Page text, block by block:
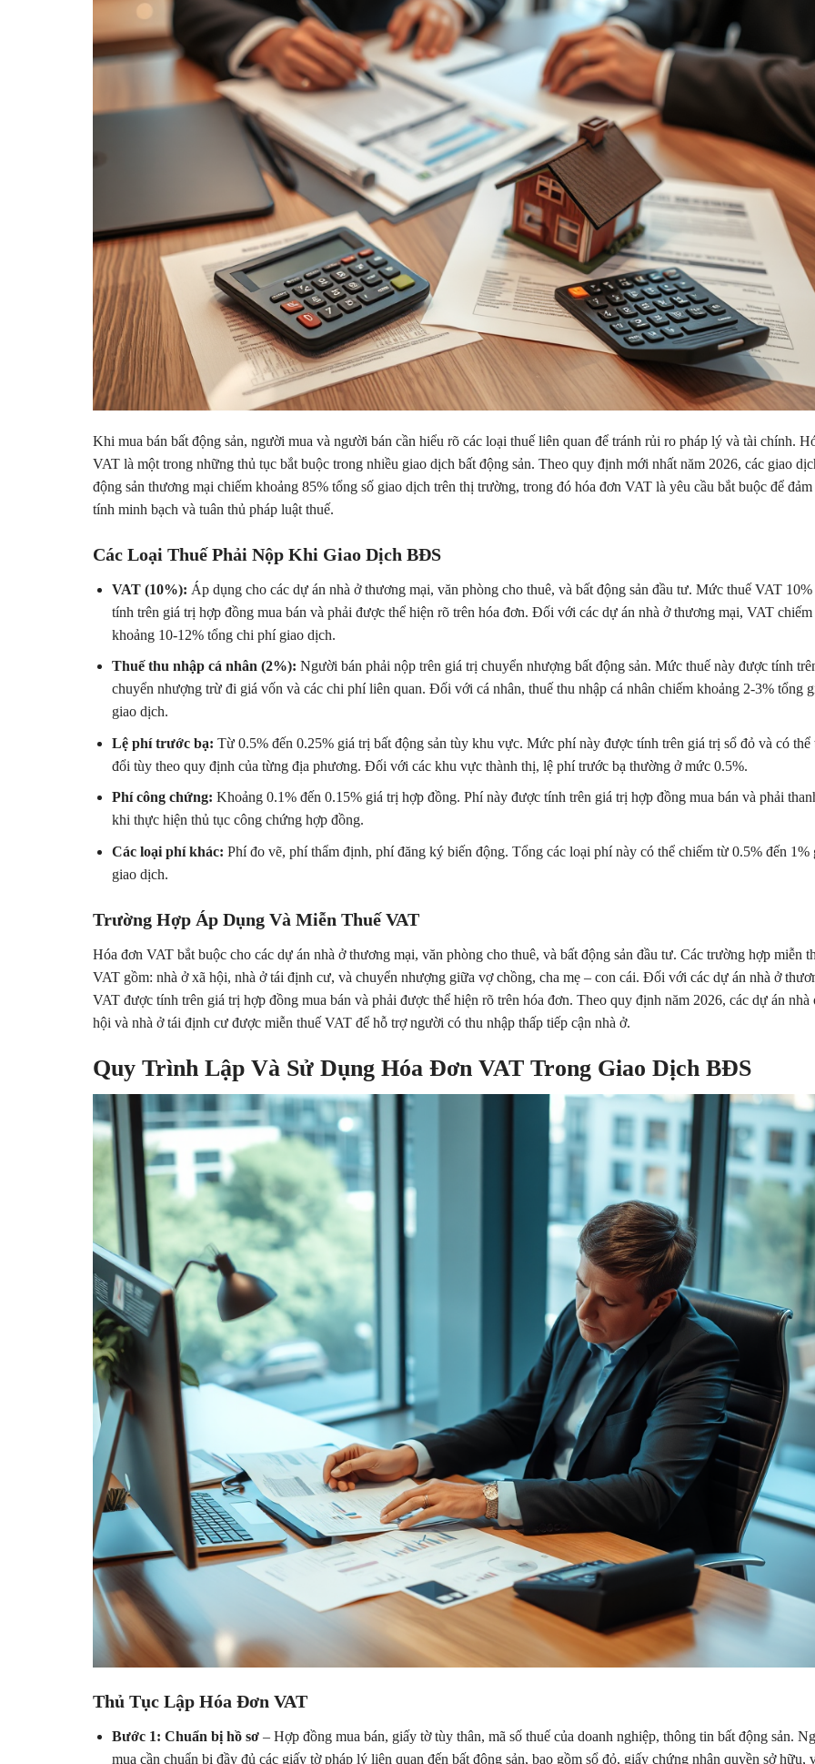
Khi mua bán bất động sản, người mua và người bán cần hiểu rõ các loại thuế liên quan để tránh rủi ro pháp lý và tài chính.
VAT là một trong những thủ tục bắt buộc trong nhiều giao dịch bất động sản. Theo quy định mới nhất năm 2026, các giao
động sản thương mại chiếm khoảng 85% tổng số giao dịch trên thị trường, trong đó hóa đơn VAT là yêu cầu bắt buộc để đảm
tính minh bạch và tuân thủ pháp luật thuế.
Các Loại Thuế Phải Nộp Khi Giao Dịch BĐS
VAT (10%): Áp dụng cho các dự án nhà ở thương mại, văn phòng cho thuê, và bất động sản đầu tư. Mức thuế VAT
tính trên giá trị hợp đồng mua bán và phải được thể hiện rõ trên hóa đơn. Đối với các dự án nhà ở thương mại, VAT chiếm
khoảng 10-12% tổng chi phí giao dịch.
Thuế thu nhập cá nhân (2%): Người bán phải nộp trên giá trị chuyển nhượng bất động sản. Mức thuế này được tính
chuyển nhượng trừ đi giá vốn và các chi phí liên quan. Đối với cá nhân, thuế thu nhập cá nhân chiếm khoảng 2-3% tổng
giao dịch.
Lệ phí trước bạ: Từ 0.5% đến 0.25% giá trị bất động sản tùy khu vực. Mức phí này được tính trên giá trị sổ đỏ và có thể
đổi tùy theo quy định của từng địa phương. Đối với các khu vực thành thị, lệ phí trước bạ thường ở mức 0.5%.
Phí công chứng: Khoảng 0.1% đến 0.15% giá trị hợp đồng. Phí này được tính trên giá trị hợp đồng mua bán và phải
khi thực hiện thủ tục công chứng hợp đồng.
Các loại phí khác: Phí đo vẽ, phí thẩm định, phí đăng ký biến động. Tổng các loại phí này có thể chiếm từ 0.5% đến 1%
giao dịch.
Trường Hợp Áp Dụng Và Miễn Thuế VAT
Hóa đơn VAT bắt buộc cho các dự án nhà ở thương mại, văn phòng cho thuê, và bất động sản đầu tư. Các trường hợp miễn
VAT gồm: nhà ở xã hội, nhà ở tái định cư, và chuyển nhượng giữa vợ chồng, cha mẹ – con cái. Đối với các dự án nhà ở
VAT được tính trên giá trị hợp đồng mua bán và phải được thể hiện rõ trên hóa đơn. Theo quy định năm 2026, các dự án nhà
hội và nhà ở tái định cư được miễn thuế VAT để hỗ trợ người có thu nhập thấp tiếp cận nhà ở.
Quy Trình Lập Và Sử Dụng Hóa Đơn VAT Trong Giao Dịch BĐS
Thủ Tục Lập Hóa Đơn VAT
Bước 1: Chuẩn bị hồ sơ– Hợp đồng mua bán, giấy tờ tùy thân, mã số thuế của doanh nghiệp, thông tin bất động sản.
mua cần chuẩn bị đầy đủ các giấy tờ pháp lý liên quan đến bất động sản, bao gồm sổ đỏ, giấy chứng nhận quyền sở hữu,